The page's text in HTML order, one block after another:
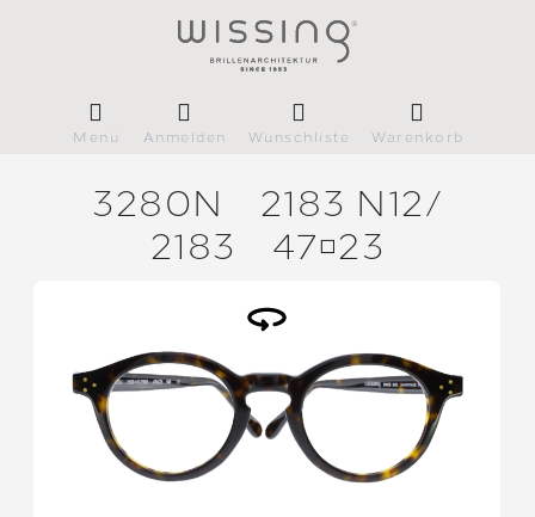
Menü Anmelden Wunschliste Warenkorb
3280N
2183 N12/
2183
4723